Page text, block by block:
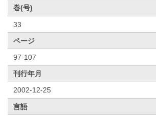
巻(号)
33
ページ
97-107
刊行年月
2002-12-25
言語